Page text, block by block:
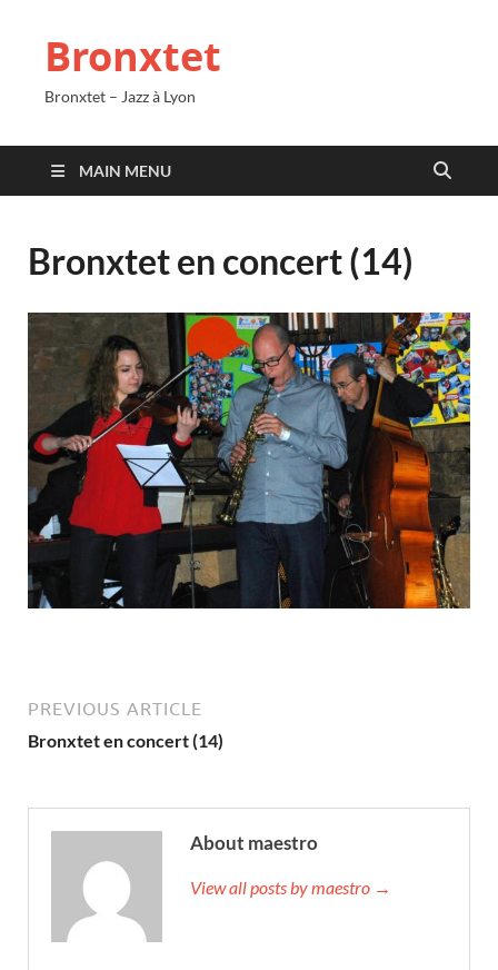
Bronxtet
Bronxtet – Jazz à Lyon
MAIN MENU
Bronxtet en concert (14)
PREVIOUS ARTICLE
Bronxtet en concert (14)
About maestro
View all posts by maestro →